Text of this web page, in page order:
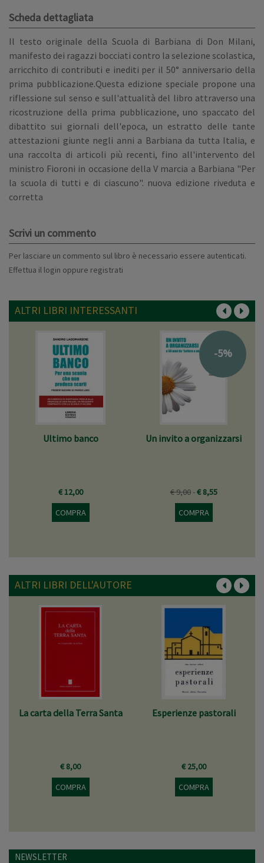
Scheda dettagliata
Il testo originale della Scuola di Barbiana di Don Milani,
manifesto dei ragazzi bocciati contro la selezione scolastica,
arricchito di contributi e inediti per il 50° anniversario della
prima pubblicazione.Questa edizione speciale propone una
riflessione sul senso e sull'attualità del libro attraverso una
ricostruzione della prima pubblicazione, uno spaccato del
dibattito sui giornali dell'epoca, un estratto delle tante
attestazioni giunte negli anni a Barbiana da tutta Italia, e
una raccolta di articoli più recenti, fino all'intervento del
ministro Fioroni in occasione della V marcia a Barbiana "Per
la scuola di tutti e di ciascuno". nuova edizione riveduta e
corretta
Scrivi un commento
Per lasciare un commento sul libro è necessario essere autenticati.
Effettua il login oppure registrati
ALTRI LIBRI INTERESSANTI
Ultimo banco
€ 12,00
COMPRA
-5%
Un invito a organizzarsi
€ 9,00 € 8,55
COMPRA
ALTRI LIBRI DELL'AUTORE
La carta della Terra Santa
€ 8,00
COMPRA
Esperienze pastorali
€ 25,00
COMPRA
NEWSLETTER